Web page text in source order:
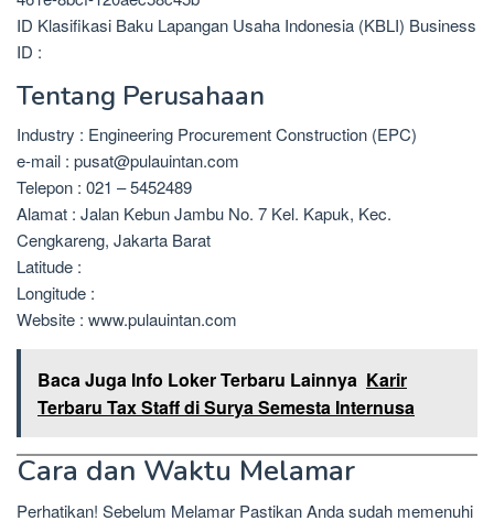
ID Klasifikasi Baku Lapangan Usaha Indonesia (KBLI) Business
ID :
Tentang Perusahaan
Industry : Engineering Procurement Construction (EPC)
e-mail : pusat@pulauintan.com
Telepon : 021 – 5452489
Alamat : Jalan Kebun Jambu No. 7 Kel. Kapuk, Kec.
Cengkareng, Jakarta Barat
Latitude :
Longitude :
Website : www.pulauintan.com
Baca Juga Info Loker Terbaru Lainnya Karir
Terbaru Tax Staff di Surya Semesta Internusa
Cara dan Waktu Melamar
Perhatikan! Sebelum Melamar Pastikan Anda sudah memenuhi